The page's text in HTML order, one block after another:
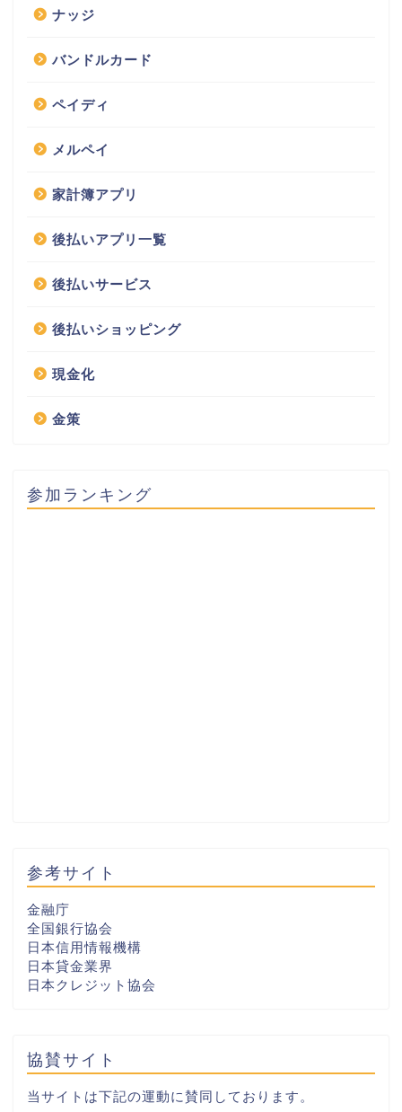
ナッジ
バンドルカード
ペイディ
メルペイ
家計簿アプリ
後払いアプリ一覧
後払いサービス
後払いショッピング
現金化
金策
参加ランキング
参考サイト
金融庁
全国銀行協会
日本信用情報機構
日本貸金業界
日本クレジット協会
協賛サイト
当サイトは下記の運動に賛同しております。